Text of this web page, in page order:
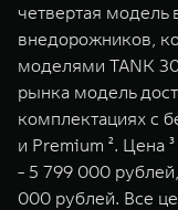
WEY 07
Расширяя границы
от 6 149 000 ₽
четвертая
внедорожников,
моделями TANK
рынка модель
комплектациях с
и Premium ². Цена
- 5 799 000
000 рублей. Все